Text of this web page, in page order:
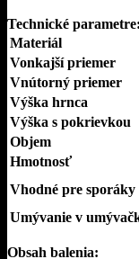
Technické parametre:
Materiál
Vonkajší priemer
Vnútorný priemer
Výška hrnca
Výška s pokrievkou
Objem
Hmotnosť
Vhodné pre sporáky
Umývanie v
Obsah balenia: